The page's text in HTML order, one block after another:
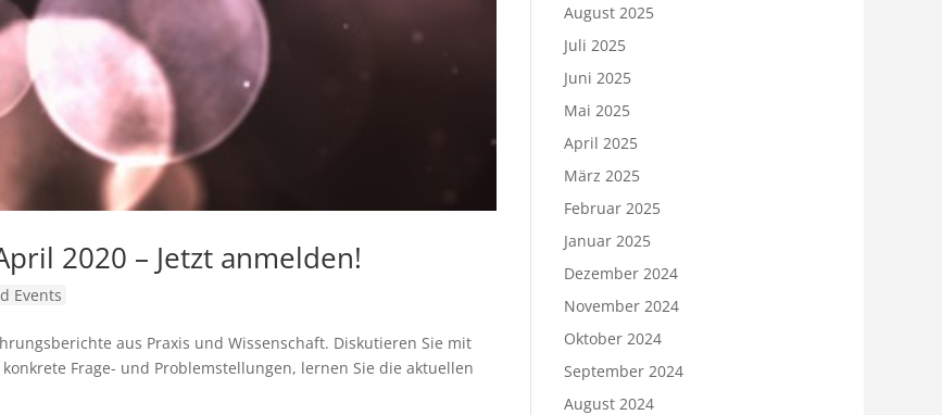
2020 – Jetzt anmelden!
Events
aus Praxis und Wissenschaft. Diskutieren Sie mit
Frage- und Problemstellungen, lernen Sie die aktuellen
August 2025
Juli 2025
Juni 2025
Mai 2025
April 2025
März 2025
Februar 2025
Januar 2025
Dezember 2024
November 2024
Oktober 2024
September 2024
August 2024